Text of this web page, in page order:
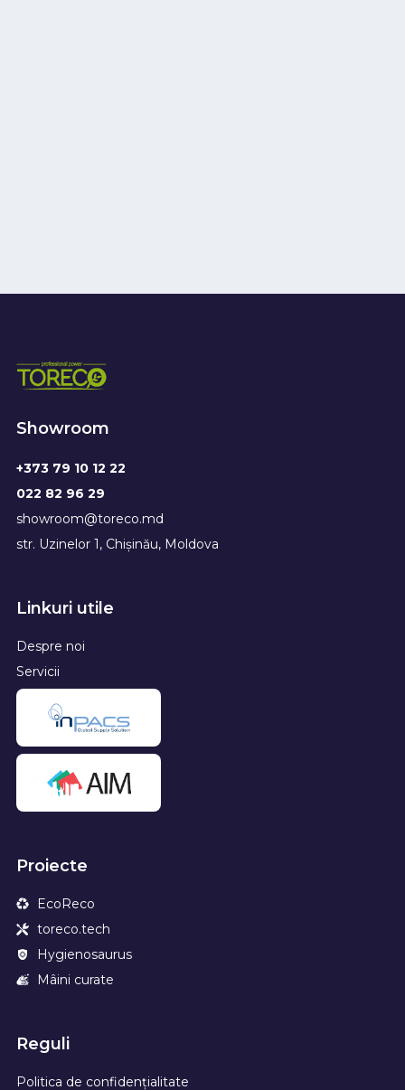
Showroom
+373 79 10 12 22
022 82 96 29
showroom@toreco.md
str. Uzinelor 1, Chișinău, Moldova
Linkuri utile
Despre noi
Servicii
Proiecte
EcoReco
toreco.tech
Hygienosaurus
Mâini curate
Reguli
Politica de confidențialitate